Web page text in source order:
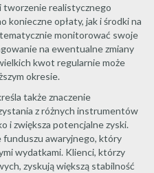
tworzenie realistycznego
konieczne opłaty, jak i środki na
monitorować swoje
na ewentualne zmiany
kwot regularnie może
okresie.
także znaczenie
z różnych instrumentów
i zwiększa potencjalne zyski.
awaryjnego, który
wydatkami. Klienci, którzy
zyskują większą stabilność